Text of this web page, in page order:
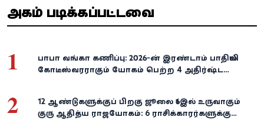
அதிகம் படிக்கப்பட்டவை
1
பாபா வங்கா கணிப்பு: 2026-ன் இரண்டாம் பாதியில்
கோடீஸ்வரராகும் யோகம் பெற்ற 4 அதிர்ஷ்ட
2
12 ஆண்டுகளுக்குப் பிறகு ஜூலை 16இல் உருவாகும்
குரு ஆதித்ய ராஜயோகம்: 6 ராசிக்காரர்களுக்கு